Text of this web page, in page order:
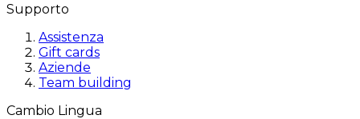
Supporto
Assistenza
Gift cards
Aziende
Team building
Cambio Lingua